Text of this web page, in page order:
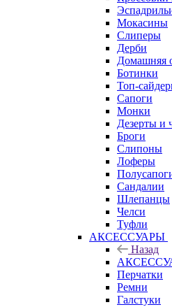
Мокасины
Слиперы
Дерби
Домашняя
Ботинки
Топ-
Сапоги
Монки
Дезерты и
Броги
Слипоны
Лоферы
Сандалии
Шлепанцы
Челси
Туфли
АКСЕССУАРЫ
Назад
Перчатки
Ремни
Галстуки